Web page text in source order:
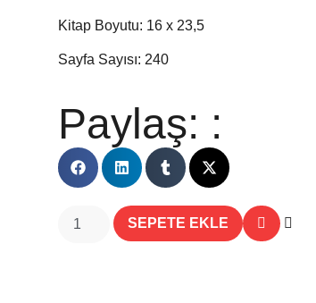
Kitap Boyutu: 16 x 23,5
Sayfa Sayısı: 240
Paylaş: :
SEPETE EKLE